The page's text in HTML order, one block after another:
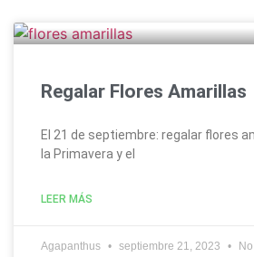
Regalar Flores Amarillas
El 21 de septiembre: regalar flores
la Primavera y el
LEER MÁS
Agapanthus septiembre 21, 2023